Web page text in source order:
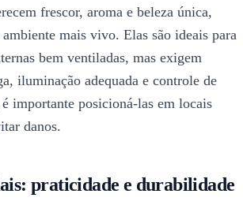
frescor, aroma e beleza única,
mais vivo. Elas são ideais para
bem ventiladas, mas exigem
iluminação adequada e controle de
importante posicioná-las em locais
danos.
praticidade e durabilidade